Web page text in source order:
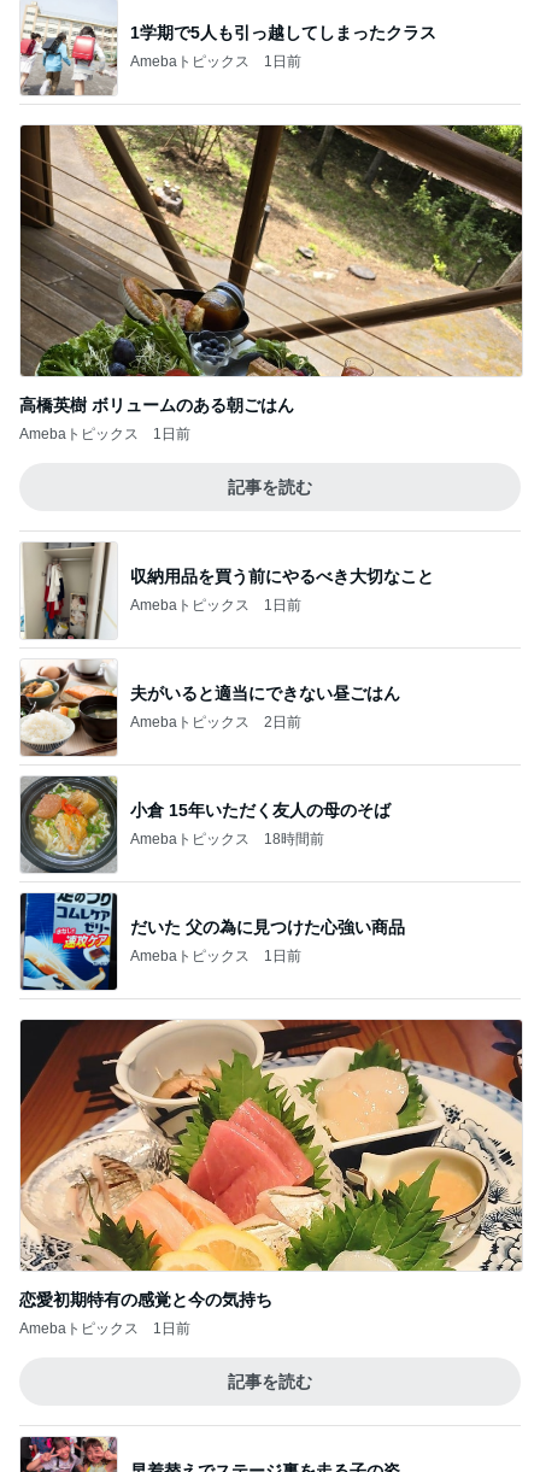
1学期で5人も引っ越してしまったクラス
Amebaトピックス 1日前
高橋英樹 ボリュームのある朝ごはん
Amebaトピックス 1日前
記事を読む
収納用品を買う前にやるべき大切なこと
Amebaトピックス 1日前
夫がいると適当にできない昼ごはん
Amebaトピックス 2日前
小倉 15年いただく友人の母のそば
Amebaトピックス 18時間前
だいた 父の為に見つけた心強い商品
Amebaトピックス 1日前
恋愛初期特有の感覚と今の気持ち
Amebaトピックス 1日前
記事を読む